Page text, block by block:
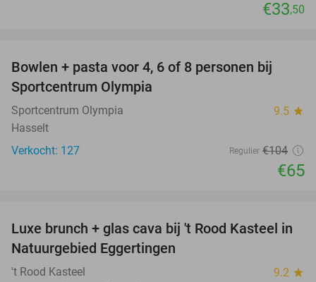
€33,50
Bowlen + pasta voor 4, 6 of 8 personen bij
Sportcentrum Olympia
Sportcentrum Olympia 9.5 star
Hasselt
Verkocht: 127
Regulier €104
€65
33%
Luxe brunch + glas cava bij 't Rood Kasteel in
Natuurgebied Eggertingen
't Rood Kasteel 9.2 star